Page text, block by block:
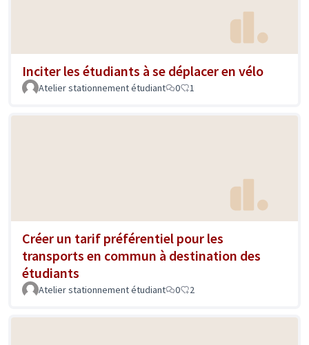
Inciter les étudiants à se déplacer en vélo
Atelier stationnement étudiant 0 1
Créer un tarif préférentiel pour les
transports en commun à destination des
étudiants
Atelier stationnement étudiant 0 2